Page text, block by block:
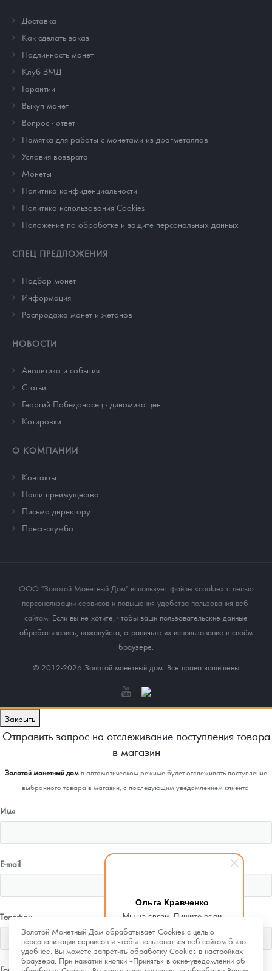
Ольга Кравченко
Мы на связи. Пишите если
возникнут любые вопросы.
Рады помочь.
Доставка
Как сделать заказ
Подлинность монет
Клуб ЗМД
Гарантии
Выкуп монет
Вопрос - ответ
Памятка для работы с монетами из драгметаллов
Условия возврата
Монеты
Политика конфиденциальности
Политика использования Cookies
Положение по обработке и защите персональных данных
СПЕЦ ПРЕДЛОЖЕНИЯ
Подбор монет
Информация
Распродажа монет и жетонов
НОВОСТИ
Аналитика и события
Cтатьи
Георгий Победоносец - динамика цен
Котировки
О КОМПАНИИ
Контакты
Наши преимущества
Письмо директору
Пресс-служба
ООО "Золотой Монетный Дом" использует файлы «cookie» с целью
персонализации сервисов и повышения удобства пользования веб-
сайтом. Если вы не хотите, чтобы ваши пользовательские данные
обрабатывались, пожалуйста, ограничьте их использование в своём
браузере.
© 2012-2026 Золотой монетный дом. Все права защищены
Золотой Монетный Дом обрабатывает Cookies с целью
персонализации сервисов и чтобы пользоваться веб-сайтом было
удобнее. Вы можете запретить обработку Cookies в настройках
браузера. При нажатии кнопки «Принять» в окне-уведомлении об
Закрыть
Отправить запрос на отслеживание поступления товара
в магазин
Золотой монетный домв автоматическом режиме будет отслеживать поступление
выбранного товара в магазин, с последующим уведомлением клиента.
Имя
E-mail
Телефон